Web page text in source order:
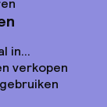
in...
verkopen